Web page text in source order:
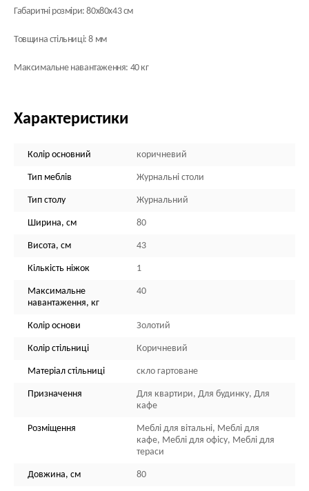
Габаритні розміри: 80х80х43 см
Товщина стільниці: 8 мм
Максимальне навантаження: 40 кг
Характеристики
Колір основний коричневий
Тип меблів Журнальні столи
Тип столу Журнальний
Ширина, см 80
Висота, см 43
Кількість ніжок 1
Максимальне
навантаження, кг
40
Колір основи Золотий
Колір стільниці Коричневий
Матеріал стільниці скло гартоване
Призначення
Для квартири, Для будинку, Для
кафе
Розміщення
Меблі для вітальні, Меблі для
кафе, Меблі для офісу, Меблі для
тераси
Довжина, см 80